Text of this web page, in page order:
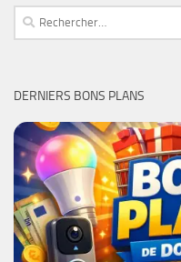
Rechercher :
DERNIERS BONS PLANS